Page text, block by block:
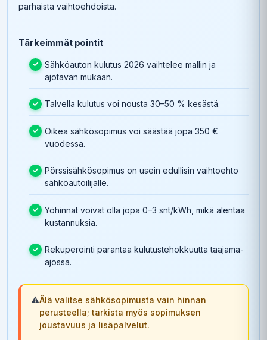
parhaista vaihtoehdoista.
Tärkeimmät pointit
Sähköauton kulutus 2026 vaihtelee mallin ja
ajotavan mukaan.
Talvella kulutus voi nousta 30–50 % kesästä.
Oikea sähkösopimus voi säästää jopa 350 €
vuodessa.
Pörssisähkösopimus on usein edullisin vaihtoehto
sähköautoilijalle.
Yöhinnat voivat olla jopa 0–3 snt/kWh, mikä alentaa
kustannuksia.
Rekuperointi parantaa kulutustehokkuutta taajama-
ajossa.
⚠️Älä valitse sähkösopimusta vain hinnan
perusteella; tarkista myös sopimuksen
joustavuus ja lisäpalvelut.